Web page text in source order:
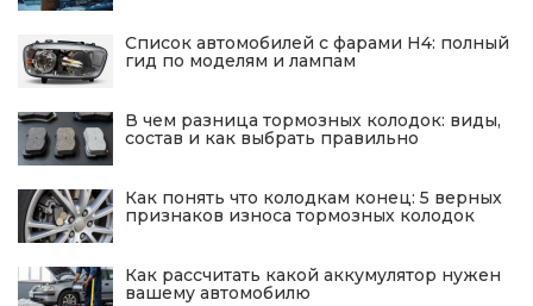
Список автомобилей с фарами H4: полный
гид по моделям и лампам
В чем разница тормозных колодок: виды,
состав и как выбрать правильно
Как понять что колодкам конец: 5 верных
признаков износа тормозных колодок
Как рассчитать какой аккумулятор нужен
вашему автомобилю